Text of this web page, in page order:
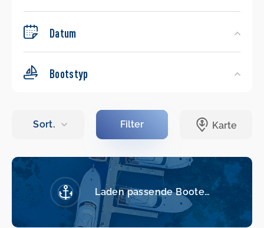
Datum
Bootstyp
Laden passende Boote…